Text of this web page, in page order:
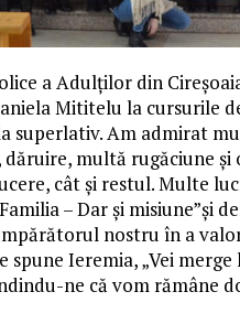
a Adulților din
Mititelu la cursurile
superlativ. Am admirat
dăruire, multă rugăciune
cât și restul. Multe
– Dar și misiune”și
nostru în a
Ieremia, „Vei
ne că vom rămâne